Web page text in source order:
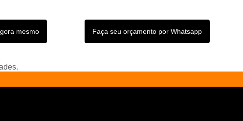
mesmo Faça seu orçamento por Whatsapp